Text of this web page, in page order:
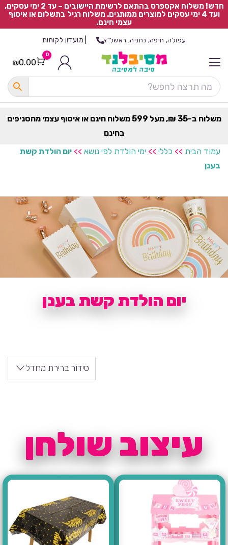
חדש! משלוח אקספרס בהתאם לרשימת היישובים – עד 2 ימי עסקים,
ועד 4 ימי עסקים למוצרים ממותגים. משלוח רגיל בתשלום או איסוף
עצמי חינם.
עפולה, חיפה, נתניה, ראשל"צ מועדון לקוחות
Cart
0
₪0.00
משלוח ב-35 ₪, מעל 599 משלוח חינם או איסוף עצמי מהסניפים
בחינם
עמוד הבית >> כללי >> ימי הולדת לפי נושא >> יום הולדת קשת
בענן
יום הולדת קשת בענן
סידור ברירת מחדל
עיצוב שולחן